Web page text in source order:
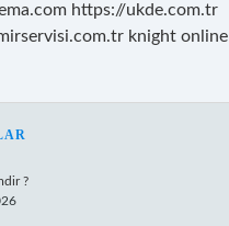
https://ukde.com.tr
knight online
?